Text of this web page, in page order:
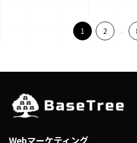
1 2 ...
Webマーケティング